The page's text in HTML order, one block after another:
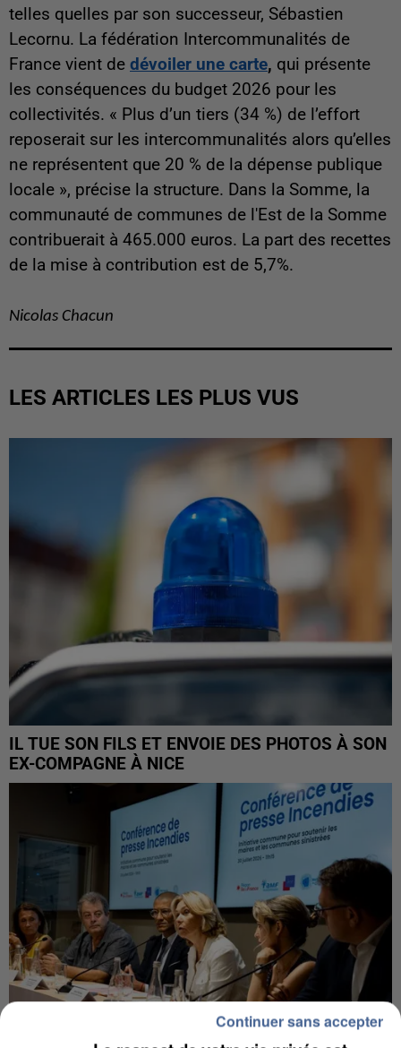
telles quelles par son successeur, Sébastien
Lecornu. La fédération Intercommunalités de
France vient de dévoiler une carte, qui présente
les conséquences du budget 2026 pour les
collectivités. « Plus d’un tiers (34 %) de l’effort
reposerait sur les intercommunalités alors qu’elles
ne représentent que 20 % de la dépense publique
locale », précise la structure. Dans la Somme, la
communauté de communes de l'Est de la Somme
contribuerait à 465.000 euros. La part des recettes
de la mise à contribution est de 5,7%.
Nicolas Chacun
LES ARTICLES LES PLUS VUS
IL TUE SON FILS ET ENVOIE DES PHOTOS À SON
EX-COMPAGNE À NICE
Continuer sans accepter